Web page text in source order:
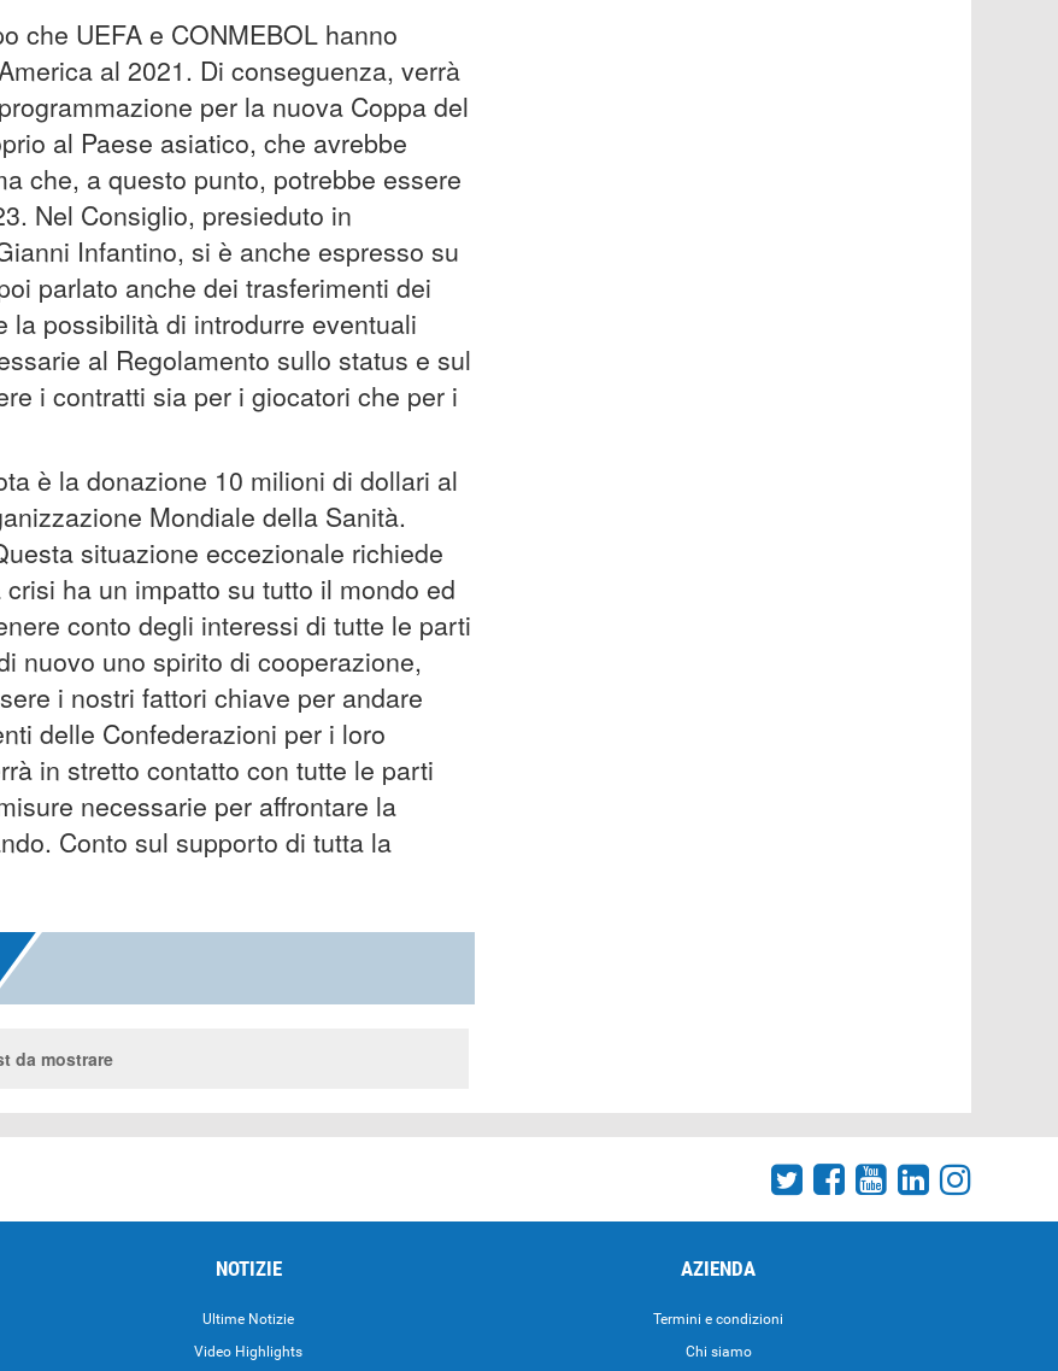
che UEFA e CONMEBOL hanno
al 2021. Di conseguenza, verrà
per la nuova Coppa del
al Paese asiatico, che avrebbe
che, a questo punto, potrebbe essere
Nel Consiglio, presieduto in
Infantino, si è anche espresso su
parlato anche dei trasferimenti dei
possibilità di introdurre eventuali
al Regolamento sullo status e sul
i contratti sia per i giocatori che per i
è la donazione 10 milioni di dollari al
Mondiale della Sanità.
situazione eccezionale richiede
ha un impatto su tutto il mondo ed
conto degli interessi di tutte le parti
nuovo uno spirito di cooperazione,
i nostri fattori chiave per andare
delle Confederazioni per i loro
in stretto contatto con tutte le parti
necessarie per affrontare la
Conto sul supporto di tutta la
da mostrare
NOTIZIE
Ultime Notizie
Video Highlights
AZIENDA
Termini e condizioni
Chi siamo